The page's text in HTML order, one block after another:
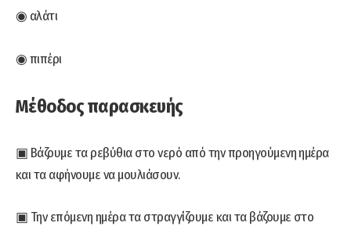
◉ αλάτι
◉ πιπέρι
Μέθοδος παρασκευής
▣ Βάζουμε τα ρεβύθια στο νερό από την προηγούμενη ημέρα
και τα αφήνουμε να μουλιάσουν.
▣ Την επόμενη ημέρα τα στραγγίζουμε και τα βάζουμε στο